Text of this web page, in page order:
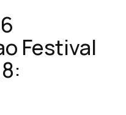
Festival